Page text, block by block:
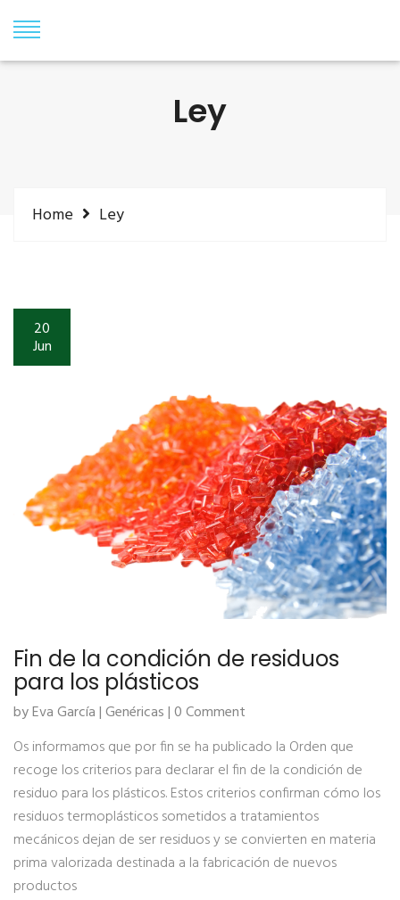
Ley
Home Ley
20
Jun
Fin de la condición de residuos
para los plásticos
by Eva García |Genéricas| 0 Comment
Os informamos que por fin se ha publicado la Orden que
recoge los criterios para declarar el fin de la condición de
residuo para los plásticos. Estos criterios confirman cómo los
residuos termoplásticos sometidos a tratamientos
mecánicos dejan de ser residuos y se convierten en materia
prima valorizada destinada a la fabricación de nuevos
productos